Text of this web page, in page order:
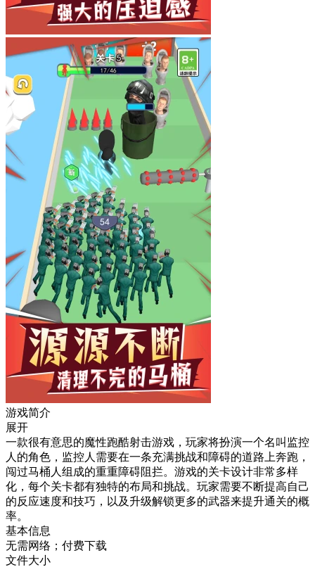
游戏简介
展开
一款很有意思的魔性跑酷射击游戏，玩家将扮演一个名叫监控
人的角色，监控人需要在一条充满挑战和障碍的道路上奔跑，
闯过马桶人组成的重重障碍阻拦。游戏的关卡设计非常多样
化，每个关卡都有独特的布局和挑战。玩家需要不断提高自己
的反应速度和技巧，以及升级解锁更多的武器来提升通关的概
率。
基本信息
无需网络；付费下载
文件大小